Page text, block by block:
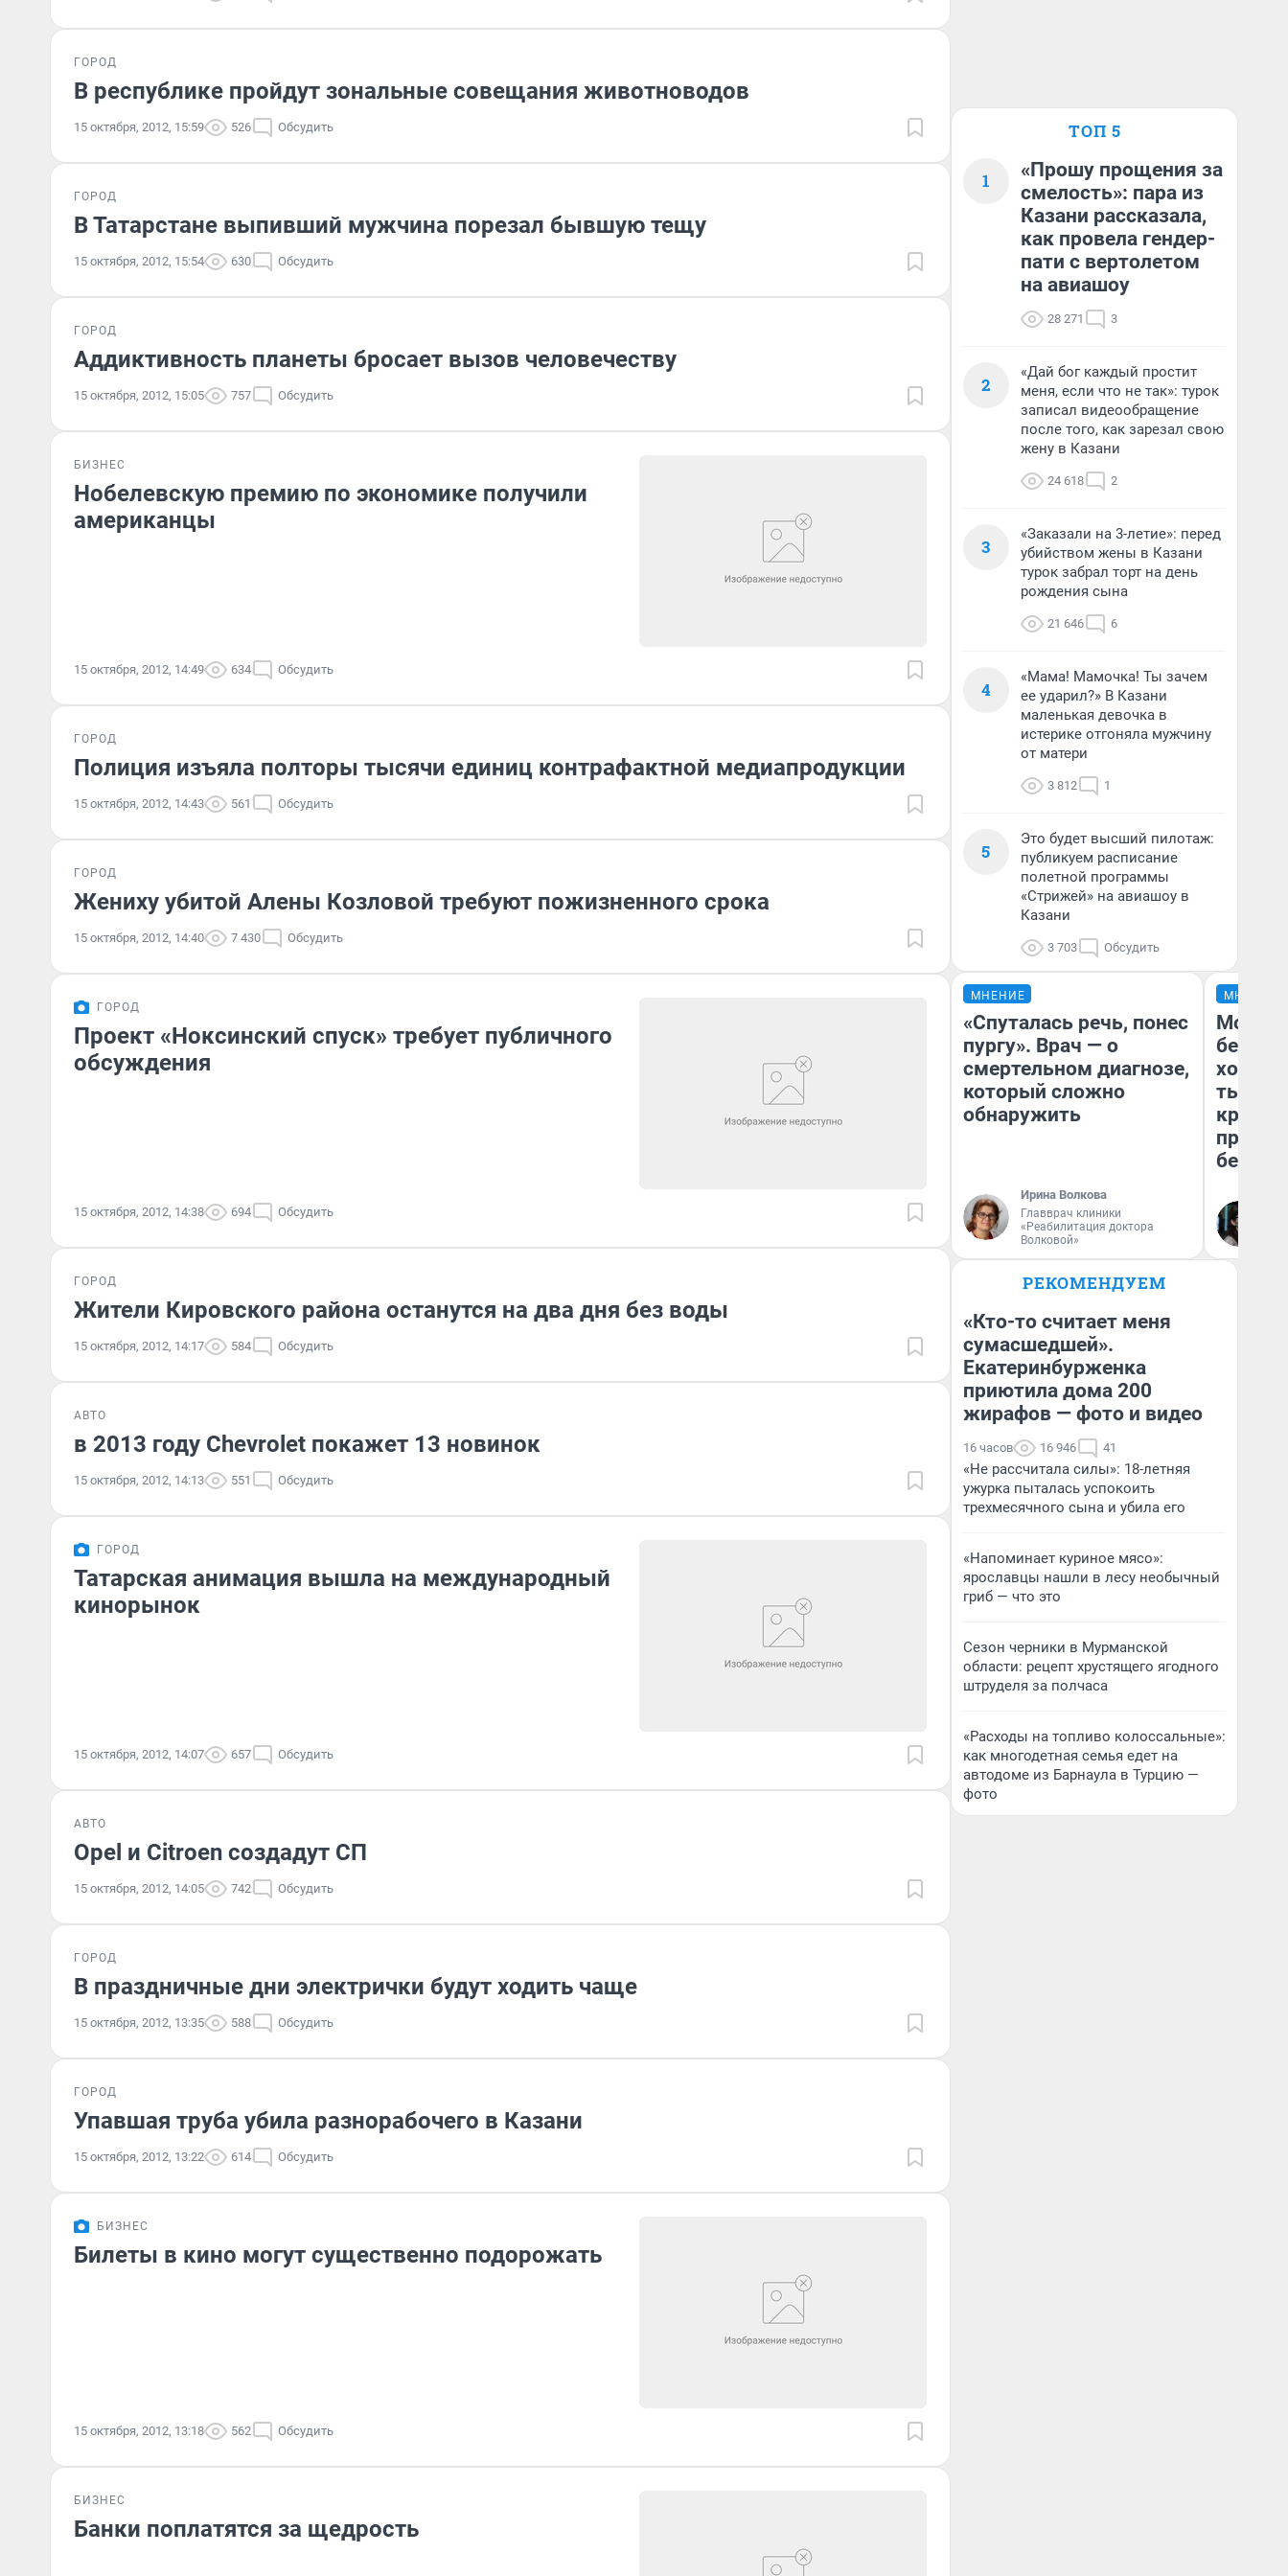
ГОРОД
В республике пройдут зональные совещания животноводов
15 октября, 2012, 15:59 526 Обсудить
ГОРОД
В Татарстане выпивший мужчина порезал бывшую тещу
15 октября, 2012, 15:54 630 Обсудить
ГОРОД
Аддиктивность планеты бросает вызов человечеству
15 октября, 2012, 15:05 757 Обсудить
БИЗНЕС
Нобелевскую премию по экономике получили
американцы
15 октября, 2012, 14:49 634 Обсудить
ГОРОД
Полиция изъяла полторы тысячи единиц контрафактной медиапродукции
15 октября, 2012, 14:43 561 Обсудить
ГОРОД
Жениху убитой Алены Козловой требуют пожизненного срока
15 октября, 2012, 14:40 7 430 Обсудить
ГОРОД
Проект «Ноксинский спуск» требует публичного
обсуждения
15 октября, 2012, 14:38 694 Обсудить
ГОРОД
Жители Кировского района останутся на два дня без воды
15 октября, 2012, 14:17 584 Обсудить
АВТО
в 2013 году Chevrolet покажет 13 новинок
15 октября, 2012, 14:13 551 Обсудить
ГОРОД
Татарская анимация вышла на международный
кинорынок
15 октября, 2012, 14:07 657 Обсудить
АВТО
Opel и Citroen создадут СП
15 октября, 2012, 14:05 742 Обсудить
ГОРОД
В праздничные дни электрички будут ходить чаще
15 октября, 2012, 13:35 588 Обсудить
ГОРОД
Упавшая труба убила разнорабочего в Казани
15 октября, 2012, 13:22 614 Обсудить
БИЗНЕС
Билеты в кино могут существенно подорожать
15 октября, 2012, 13:18 562 Обсудить
БИЗНЕС
Банки поплатятся за щедрость
ТОП 5
1
«Прошу прощения за
смелость»: пара из
Казани рассказала,
как провела гендер-
пати с вертолетом
на авиашоу
28 271 3
2
«Дай бог каждый простит
меня, если что не так»: турок
записал видеообращение
после того, как зарезал свою
жену в Казани
24 618 2
3
«Заказали на 3-летие»: перед
убийством жены в Казани
турок забрал торт на день
рождения сына
21 646 6
4
«Мама! Мамочка! Ты зачем
ее ударил?» В Казани
маленькая девочка в
истерике отгоняла мужчину
от матери
3 812 1
5
Это будет высший пилотаж:
публикуем расписание
полетной программы
«Стрижей» на авиашоу в
Казани
3 703 Обсудить
МНЕНИЕ
«Спуталась речь, понес
пургу». Врач — о
смертельном диагнозе,
который сложно
обнаружить
Ирина Волкова
Главврач клиники
«Реабилитация доктора
Волковой»
МНЕНИЕ
Мой
хотела
тысяч,
РЕКОМЕНДУЕМ
«Кто-то считает меня
сумасшедшей».
Екатеринбурженка
приютила дома 200
жирафов — фото и видео
16 часов 16 946 41
«Не рассчитала силы»: 18-летняя
ужурка пыталась успокоить
трехмесячного сына и убила его
«Напоминает куриное мясо»:
ярославцы нашли в лесу необычный
гриб — что это
Сезон черники в Мурманской
области: рецепт хрустящего ягодного
штруделя за полчаса
«Расходы на топливо колоссальные»:
как многодетная семья едет на
автодоме из Барнаула в Турцию —
фото